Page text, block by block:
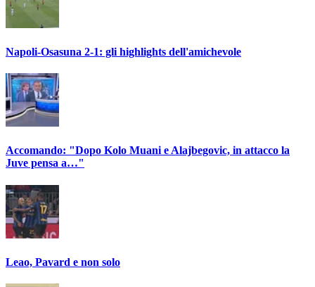
Napoli-Osasuna 2-1: gli highlights dell'amichevole
Accomando: "Dopo Kolo Muani e Alajbegovic, in attacco la
Juve pensa a…"
Leao, Pavard e non solo